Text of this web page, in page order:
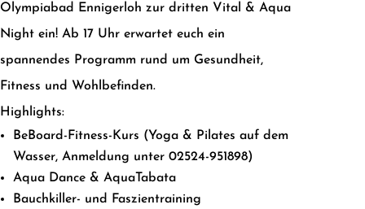
Olympiabad Ennigerloh zur dritten Vital & Aqua
Night ein! Ab 17 Uhr erwartet euch ein
spannendes Programm rund um Gesundheit,
Fitness und Wohlbefinden.
Highlights:
BeBoard-Fitness-Kurs (Yoga & Pilates auf dem
Wasser, Anmeldung unter 02524-951898)
Aqua Dance & AquaTabata
Bauchkiller- und Faszientraining